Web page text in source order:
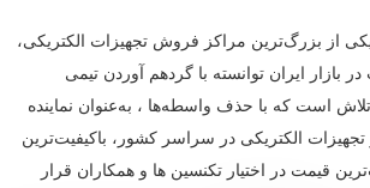
یکی از بزرگ‌ترین مراکز فروش تجهیزات الکتریکی،
بازار ایران توانسته با گردهم‌ آوردن تیمی
است که با حذف واسطه‌ها ، به‌عنوان نماینده
تجهیزات الکتریکی در سراسر کشور، باکیفیت‌ترین
قیمت در اختیار تکنسین ها و همکاران قرار